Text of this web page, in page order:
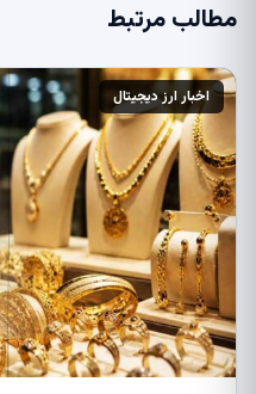
مطالب مرتبط
اخبار ارز دیجیتال